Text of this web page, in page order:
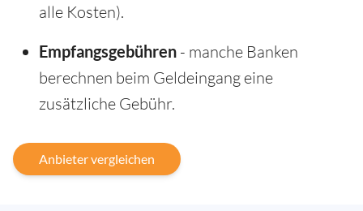
alle Kosten).
Empfangsgebühren - manche Banken
berechnen beim Geldeingang eine
zusätzliche Gebühr.
Anbieter vergleichen